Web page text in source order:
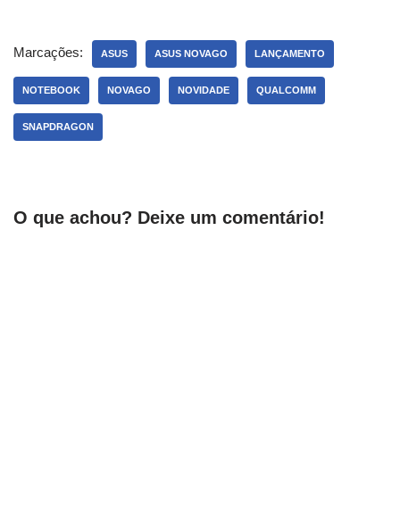
Marcações: ASUS ASUS NOVAGO LANÇAMENTO
NOTEBOOK NOVAGO NOVIDADE QUALCOMM
SNAPDRAGON
O que achou? Deixe um comentário!